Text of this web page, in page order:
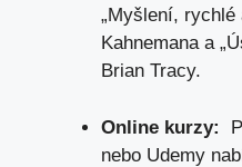
„Myšlení, rychlé
Kahnemana a⁣
Brian Tracy.
Online kurzy:
nebo Udemy